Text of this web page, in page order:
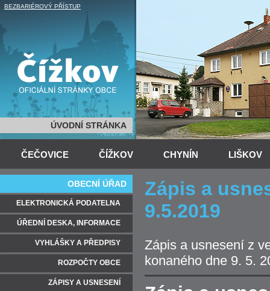
BEZBARIÉROVÝ PŘÍSTUP
ÚVODNÍ STRÁNKA
ČEČOVICE ČÍŽKOV CHYNÍN LIŠKOV
Zápis a
9.5.2019
Zápis a usnesení z
konaného dne 9. 5.
OBECNÍ ÚŘAD
ELEKTRONICKÁ PODATELNA
ÚŘEDNÍ DESKA, INFORMACE
VYHLÁŠKY A PŘEDPISY
ROZPOČTY OBCE
ZÁPISY A USNESENÍ